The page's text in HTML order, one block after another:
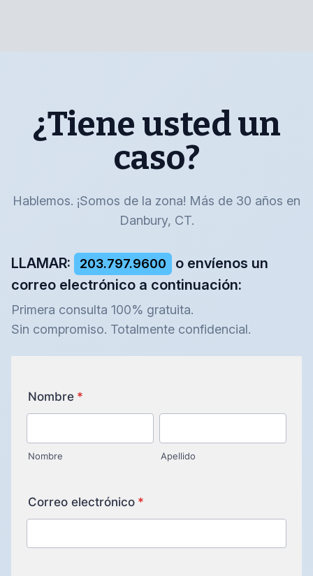
¿Tiene usted un
caso?
Hablemos. ¡Somos de la zona! Más de 30 años en
Danbury, CT.
LLAMAR: 203.797.9600
o envíenos un
correo electrónico a continuación:
Primera consulta 100% gratuita.
Sin compromiso. Totalmente confidencial.